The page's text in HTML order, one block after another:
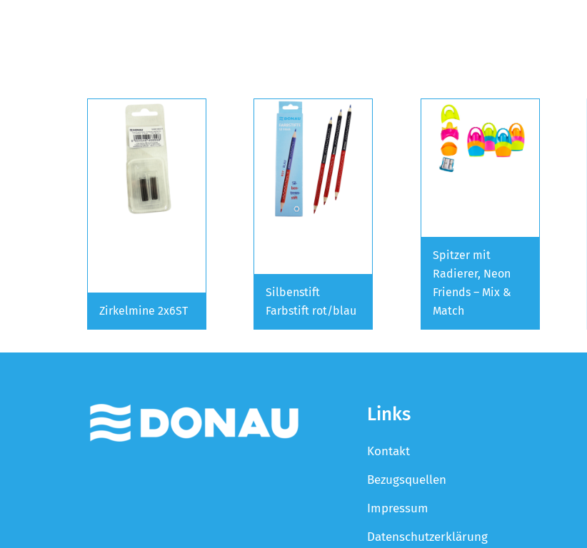
Zirkelmine 2x6ST
Silbenstift
Farbstift rot/blau
Spitzer mit
Radierer, Neon
Friends – Mix &
Match
Links
Kontakt
Bezugsquellen
Impressum
Datenschutzerklärung